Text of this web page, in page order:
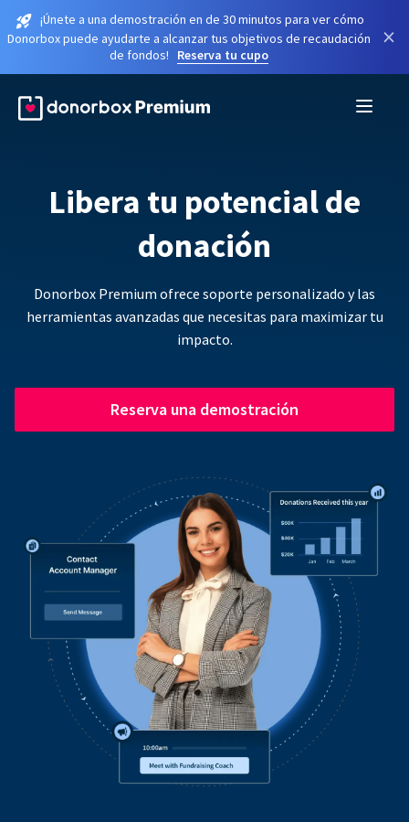
¡Únete a una demostración en de 30 minutos para ver cómo
Donorbox puede ayudarte a alcanzar tus objetivos de recaudación
de fondos!
Reserva tu cupo
×
Libera tu potencial de
donación
Donorbox Premium ofrece soporte personalizado y las
herramientas avanzadas que necesitas para maximizar tu
impacto.
Reserva una demostración